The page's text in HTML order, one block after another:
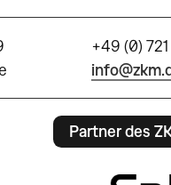
+49 (0)
Partner des